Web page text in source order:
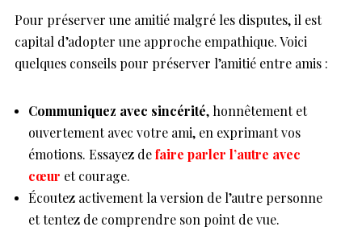
Pour préserver une amitié malgré les disputes, il est
capital d’adopter une approche empathique. Voici
quelques conseils pour préserver l’amitié entre amis :
Communiquez avec sincérité, honnêtement et
ouvertement avec votre ami, en exprimant vos
émotions. Essayez defaire parler l’autre avec
cœur et courage.
Écoutez activement la version de l’autre personne
et tentez de comprendre son point de vue.